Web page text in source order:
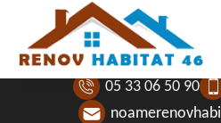
05 33 06 50 90